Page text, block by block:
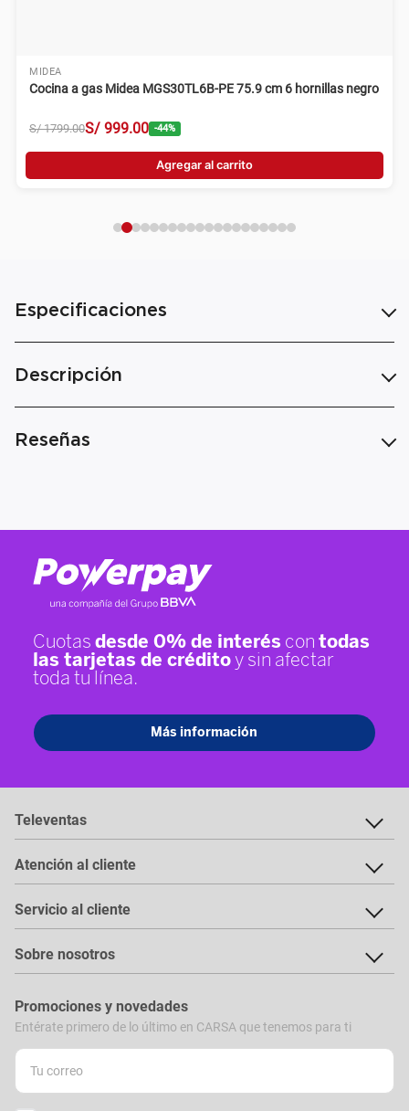
MIDEA
Cocina a gas Midea MGS30TL6B-PE 75.9 cm 6 hornillas negro
S/ 1799.00S/ 999.00 -44%
Agregar al carrito
Especificaciones
Descripción
Reseñas
Televentas
Atención al cliente
Servicio al cliente
Sobre nosotros
Promociones y novedades
Entérate primero de lo último en CARSA que tenemos para ti